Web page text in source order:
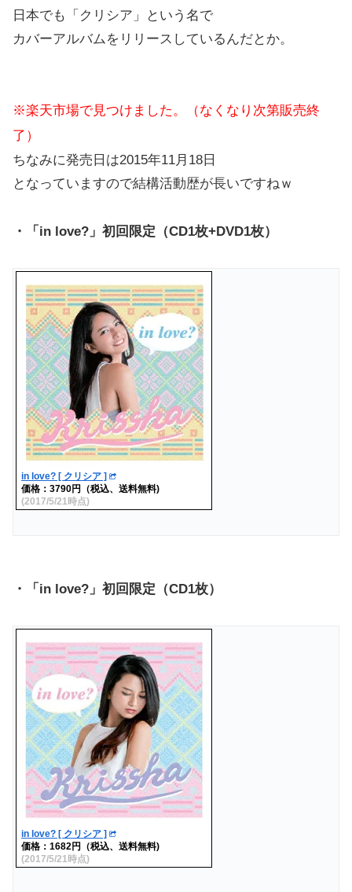
日本でも「クリシア」という名で
カバーアルバムをリリースしているんだとか。
※楽天市場で見つけました。（なくなり次第販売終
了）
ちなみに発売日は2015年11月18日
となっていますので結構活動歴が長いですねｗ
・「in love?」初回限定（CD1枚+DVD1枚）
in love? [ クリシア ]
価格：3790円（税込、送料無料)
(2017/5/21時点)
・「in love?」初回限定（CD1枚）
in love? [ クリシア ]
価格：1682円（税込、送料無料)
(2017/5/21時点)